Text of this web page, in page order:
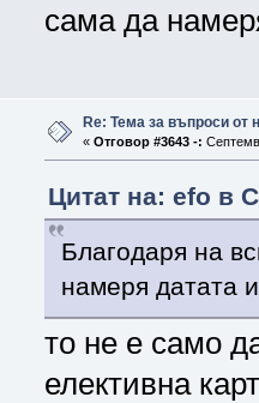
сама да
Re: Тема за въпроси от
« Отговор #3643 -:
Цитат на: efo в
Благодаря на
намеря датата
то не е само
елективна